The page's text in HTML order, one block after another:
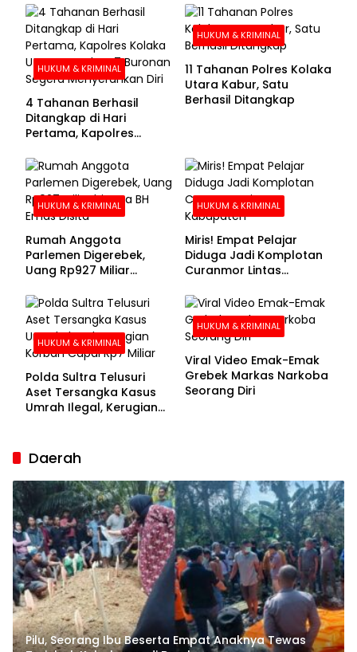
Evakuasi Jenazah
Korban
HUKUM & KRIMINAL
4 Tahanan Berhasil
Ditangkap di Hari
Pertama, Kapolres
Buronan Segera
Menyerahkan Diri
HUKUM & KRIMINAL
11 Tahanan Polres Kolaka
Utara Kabur, Satu
Berhasil Ditangkap
HUKUM & KRIMINAL
Rumah Anggota
Parlemen Digerebek,
Uang Rp927 Miliar
HUKUM & KRIMINAL
Miris! Empat Pelajar
Diduga Jadi Komplotan
Curanmor Lintas
HUKUM & KRIMINAL
Polda Sultra Telusuri
Aset Tersangka Kasus
Umrah Ilegal, Kerugian
HUKUM & KRIMINAL
Viral Video Emak-Emak
Grebek Markas Narkoba
Seorang Diri
Daerah
Pilu, Seorang Ibu Beserta Empat Anaknya Tewas